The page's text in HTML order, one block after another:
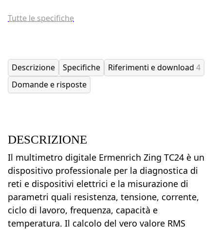
Tutte le specifiche
Descrizione Specifiche Riferimenti e download 4
Domande e risposte
DESCRIZIONE
Il multimetro digitale Ermenrich Zing TC24 è un
dispositivo professionale per la diagnostica di
reti e dispositivi elettrici e la misurazione di
parametri quali resistenza, tensione, corrente,
ciclo di lavoro, frequenza, capacità e
temperatura. Il calcolo del vero valore RMS